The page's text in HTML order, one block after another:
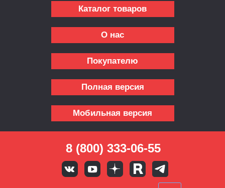
Каталог товаров
О нас
Покупателю
Полная версия
Мобильная версия
8 (800) 333-06-55